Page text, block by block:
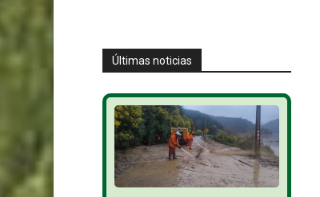
Últimas noticias